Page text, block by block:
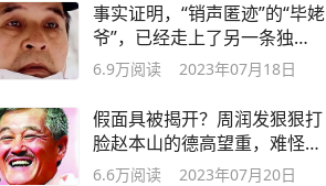
事实证明，“销声匿迹”的“毕姥
爷”，已经走上了另一条独木
小道
6.9万阅读 2023年07月18日
假面具被揭开？周润发狠狠打
脸赵本山的德高望重，难怪会
众叛亲离
6.6万阅读 2023年07月20日